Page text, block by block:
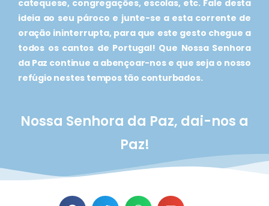
catequese, congregações, escolas, etc. Fale desta
ideia ao seu pároco e junte-se a esta corrente de
oração ininterrupta, para que este gesto chegue a
todos os cantos de Portugal! Que Nossa Senhora
da Paz continue a abençoar-nos e que seja o nosso
refúgio nestes tempos tão conturbados.
Nossa Senhora da Paz, dai-nos a
Paz!